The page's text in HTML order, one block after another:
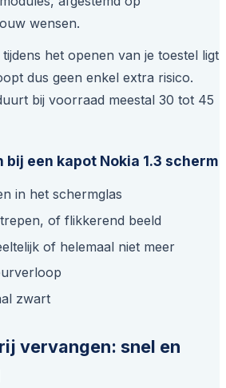
wensen.
het openen van je toestel ligt
dus geen enkel extra risico.
bij voorraad meestal 30 tot 45
een kapot Nokia 1.3 scherm
in het schermglas
of flikkerend beeld
of helemaal niet meer
zwart
vervangen: snel en